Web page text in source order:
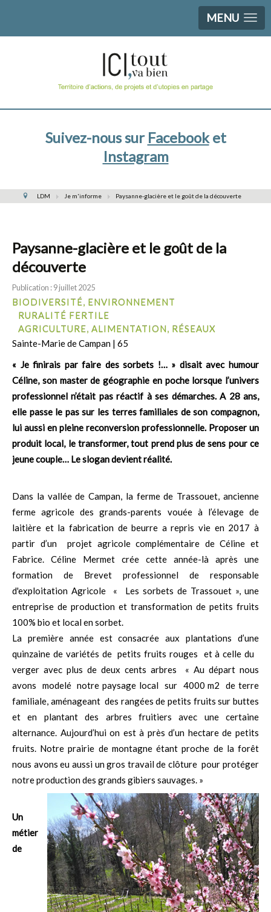
MENU
Suivez-nous sur Facebooket
Instagram
LDM Je m'informe Paysanne-glacière et le goût de la découverte
Paysanne-glacière et le goût de la
découverte
Publication : 9 juillet 2025
BIODIVERSITÉ, ENVIRONNEMENT
RURALITÉ FERTILE
AGRICULTURE, ALIMENTATION, RÉSEAUX
Sainte-Marie de Campan | 65
« Je finirais par faire des sorbets !… » disait avec humour
Céline, son master de géographie en poche lorsque l’univers
professionnel n’était pas réactif à ses démarches. A 28 ans,
elle passe le pas sur les terres familiales de son compagnon,
lui aussi en pleine reconversion professionnelle. Proposer un
produit local, le transformer, tout prend plus de sens pour ce
jeune couple… Le slogan devient réalité.
Dans la vallée de Campan, la ferme de Trassouet, ancienne
ferme agricole des grands-parents vouée à l’élevage de
laitière et la fabrication de beurre a repris vie en 2017 à
partir d’un projet agricole complémentaire de Céline et
Fabrice. Céline Mermet crée cette année-là après une
formation de Brevet professionnel de responsable
d'exploitation Agricole « Les sorbets de Trassouet », une
entreprise de production et transformation de petits fruits
100% bio et local en sorbet.
La première année est consacrée aux plantations d’une
quinzaine de variétés de petits fruits rouges et à celle du
verger avec plus de deux cents arbres « Au départ nous
avons modelé notre paysage local sur 4000 m2 de terre
familiale, aménageant des rangées de petits fruits sur buttes
et en plantant des arbres fruitiers avec une certaine
alternance. Aujourd’hui on est à près d’un hectare de petits
fruits. Notre prairie de montagne étant proche de la forêt
nous avons eu aussi un gros travail de clôture pour protéger
notre production des grands gibiers sauvages. »
Un
métier
de